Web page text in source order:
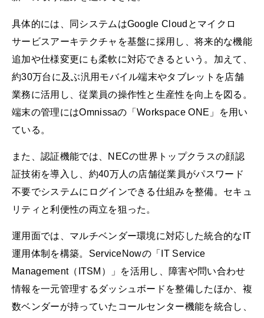
具体的には、同システムはGoogle Cloudとマイクロ
サービスアーキテクチャを基盤に採用し、将来的な機能
追加や仕様変更にも柔軟に対応できるという。加えて、
約30万台に及ぶ汎用モバイル端末やタブレットを店舗
業務に活用し、従業員の操作性と生産性を向上を図る。
端末の管理にはOmnissaの「Workspace ONE」を用い
ている。
また、認証機能では、NECの世界トップクラスの顔認
証技術を導入し、約40万人の店舗従業員がパスワード
不要でシステムにログインできる仕組みを整備。セキュ
リティと利便性の両立を狙った。
運用面では、マルチベンダー環境に対応した統合的なIT
運用体制を構築。ServiceNowの「IT Service
Management（ITSM）」を活用し、障害や問い合わせ
情報を一元管理するダッシュボードを整備したほか、複
数ベンダーが持っていたコールセンター機能を統合し、